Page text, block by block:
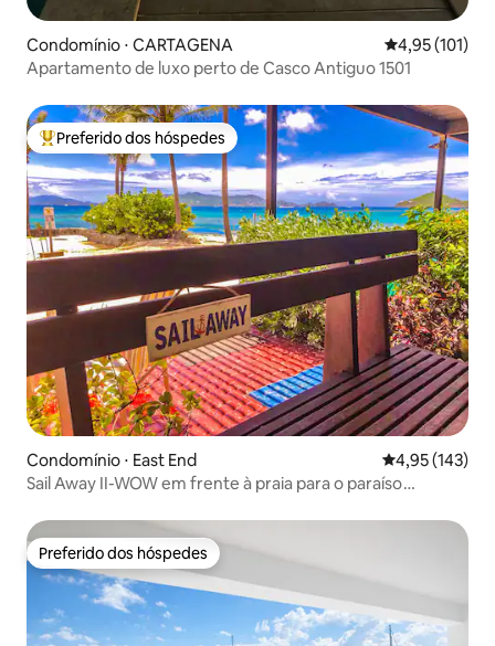
Condomínio ⋅ CARTAGENA 4,95 de uma
4,95 (101)
Apartamento de luxo perto de Casco Antiguo 1501
Entre os melhores preferidos dos hóspedes
Preferido dos hóspedes
Condomínio ⋅ East End 4,95 de uma
4,95 (143)
Sail Away II-WOW em frente à praia para o paraíso
Preferido dos hóspedes
Preferido dos hóspedes